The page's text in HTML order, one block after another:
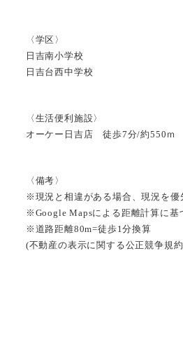
〈学区〉
日吉南小学校
日吉台西中学校
〈生活便利施設〉
オーケー日吉店 徒歩7分/約550ｍ
〈備考〉
※現況と相違がある場合、現況を優
※Google Mapsによる距離計算に基
※道路距離80m=徒歩1分換算
(不動産の表示に関する公正競争規